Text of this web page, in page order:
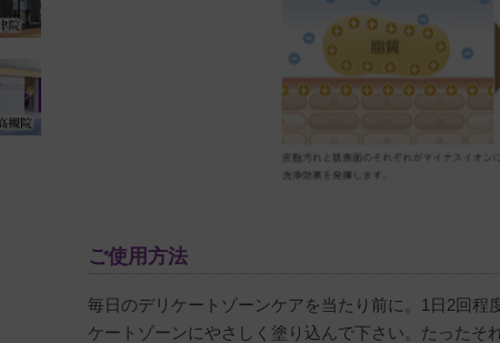
ご使用方法
毎日のデリケートゾーンケアを当たり前に。1日2回程
ケートゾーンにやさしく塗り込んで下さい。たったそ